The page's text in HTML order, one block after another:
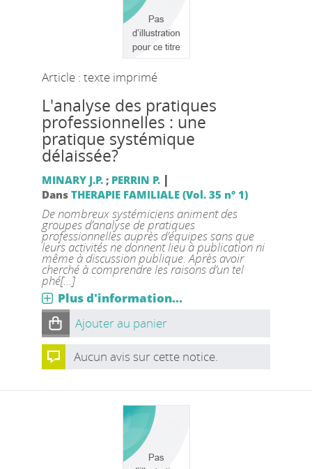
Article : texte imprimé
L'analyse des pratiques
professionnelles : une
pratique systémique
délaissée?
MINARY J.P.; PERRIN P. |
Dans THERAPIE FAMILIALE (Vol. 35 n° 1)
De nombreux systémiciens animent des
groupes d’analyse de pratiques
professionnelles auprès d’équipes sans que
leurs activités ne donnent lieu à publication ni
même à discussion publique. Après avoir
cherché à comprendre les raisons d’un tel
phé[...]
Plus d'information...
Ajouter au panier
Aucun avis sur cette notice.